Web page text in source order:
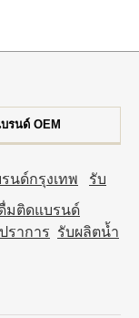
รนด์ OEM
นด์กรุงเทพ
รับ
มติดแบรนด์
ราการ รับผลิตน้ำ